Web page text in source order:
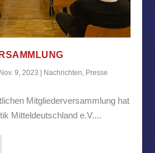
Nov. 9, 2023 | Nachrichten Presse
Mitgliederversammlung hat
Mitteldeutschland e.V....